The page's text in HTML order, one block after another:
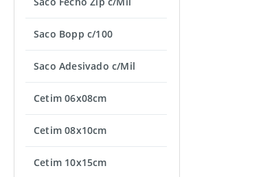
Saco Bopp c/100
Saco Adesivado c/Mil
Cetim 06x08cm
Cetim 08x10cm
Cetim 10x15cm